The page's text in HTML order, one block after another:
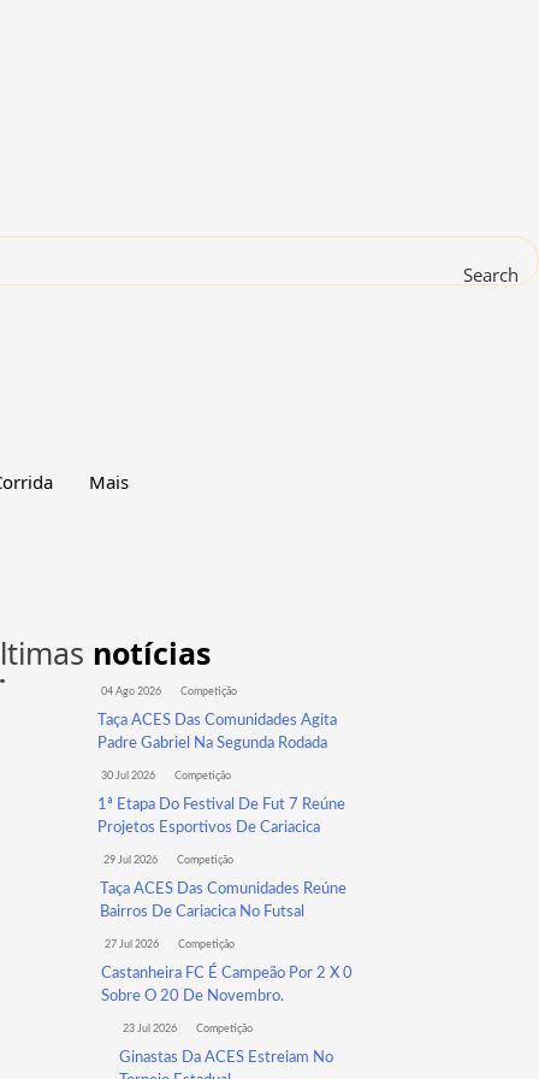
Search
Mais
notícias
04 Ago 2026 Competição
Taça ACES Das Comunidades Agita
Padre Gabriel Na Segunda Rodada
30 Jul 2026 Competição
1ª Etapa Do Festival De Fut 7 Reúne
Projetos Esportivos De Cariacica
29 Jul 2026 Competição
Taça ACES Das Comunidades Reúne
Bairros De Cariacica No Futsal
27 Jul 2026 Competição
Castanheira FC É Campeão Por 2 X 0
Sobre O 20 De Novembro.
23 Jul 2026 Competição
Ginastas Da ACES Estreiam No